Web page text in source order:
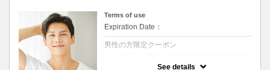
Terms of use
Expiration Date：
男性の方限定クーポン
See details